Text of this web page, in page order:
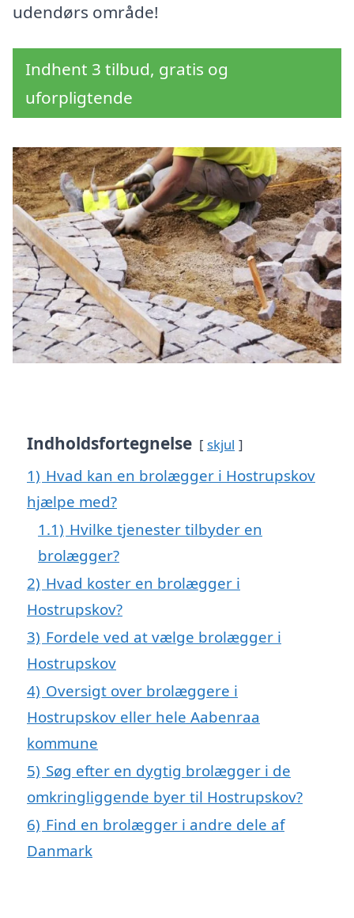
udendørs område!
Indhent 3 tilbud, gratis og
uforpligtende
Indholdsfortegnelse skjul
1) Hvad kan en brolægger i Hostrupskov
hjælpe med?
1.1) Hvilke tjenester tilbyder en
brolægger?
2) Hvad koster en brolægger i
Hostrupskov?
3) Fordele ved at vælge brolægger i
Hostrupskov
4) Oversigt over brolæggere i
Hostrupskov eller hele Aabenraa
kommune
5) Søg efter en dygtig brolægger i de
omkringliggende byer til Hostrupskov?
6) Find en brolægger i andre dele af
Danmark